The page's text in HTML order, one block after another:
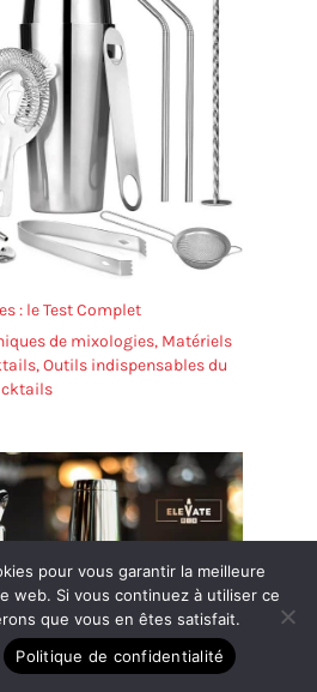
: le Test Complet
de mixologies, Matériels
,Outils indispensables du
pour vous garantir la meilleure
web. Si vous continuez à utiliser ce
que vous en êtes satisfait.
Politique de confidentialité